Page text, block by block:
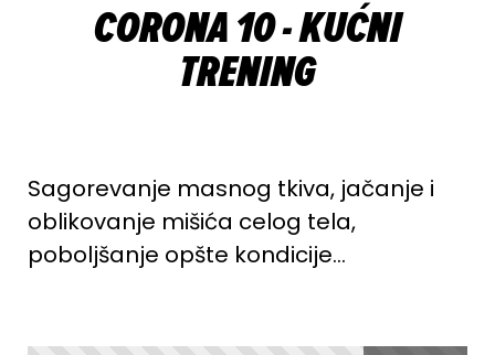
CORONA 10 - KUĆNI
TRENING
Sagorevanje masnog tkiva, jačanje i
oblikovanje mišića celog tela,
poboljšanje opšte kondicije…